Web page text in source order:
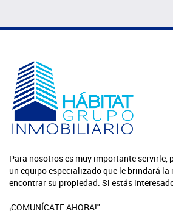
Para nosotros es muy importante servirle,
un equipo especializado que le brindará la
encontrar su propiedad. Si estás
¡COMUNÍCATE AHORA!"